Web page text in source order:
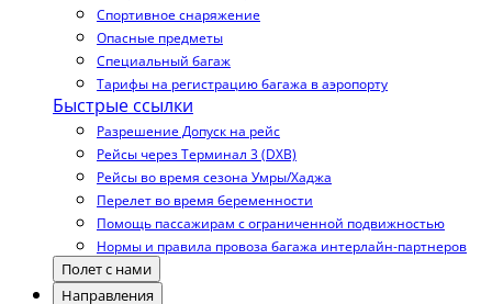
Спортивное снаряжение
Опасные предметы
Специальный багаж
Тарифы на регистрацию багажа в аэропорту
Быстрые ссылки
Разрешение Допуск на рейс
Рейсы через Терминал 3 (DXB)
Рейсы во время сезона Умры/Хаджа
Перелет во время беременности
Помощь пассажирам с ограниченной подвижностью
Нормы и правила провоза багажа интерлайн-партнеров
Полет с нами
Направления